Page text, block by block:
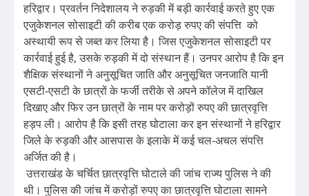
हरिद्वार। प्रवर्तन निदेशालय ने रुड़की में बड़ी कार्रवाई करते हुए एक
एजुकेशनल सोसाइटी की करीब एक करोड़ रुपए की संपत्ति को
अस्थायी रूप से जब्त कर लिया है। जिस एजुकेशनल सोसाइटी पर
कार्रवाई हुई है, उसके रुड़की में दो संस्थान हैं। उनपर आरोप है कि इन
शैक्षिक संस्थानों ने अनुसूचित जाति और अनुसूचित जनजाति यानी
एसटी-एसटी के छात्रों के फर्जी तरीके से अपने कॉलेज में दाखिल
दिखाए और फिर उन छात्रों के नाम पर करोड़ों रुपए की छात्रवृत्ति
हड़प ली। आरोप है कि इसी तरह घोटाला कर इन संस्थानों ने हरिद्वार
जिले के रुड़की और आसपास के इलाके में कई चल-अचल संपत्ति
अर्जित की है।
उत्तराखंड के चर्चित छात्रवृत्ति घोटाले की जांच राज्य पुलिस ने की
थी। पुलिस की जांच में करोड़ों रुपए का छात्रवृत्ति घोटाला सामने